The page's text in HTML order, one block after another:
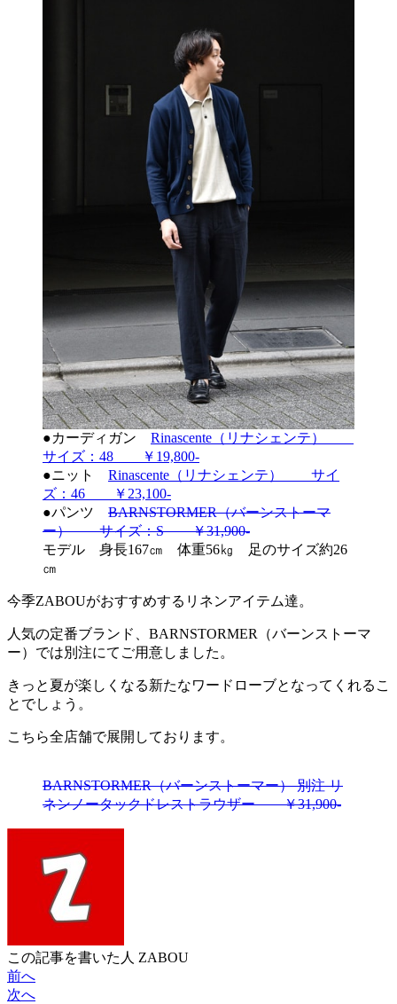
●カーディガン Rinascente（リナシェンテ）
サイズ：48 ￥19,800-
●ニット Rinascente（リナシェンテ） サイ
ズ：46 ￥23,100-
●パンツ BARNSTORMER（バーンストーマ
ー） サイズ：S ￥31,900-
モデル 身長167㎝ 体重56㎏ 足のサイズ約26
㎝
今季ZABOUがおすすめするリネンアイテム達。
人気の定番ブランド、BARNSTORMER（バーンストーマ
ー）では別注にてご用意しました。
きっと夏が楽しくなる新たなワードローブとなってくれるこ
とでしょう。
こちら全店舗で展開しております。
BARNSTORMER（バーンストーマー） 別注 リ
ネンノータックドレストラウザー ￥31,900-
この記事を書いた人 ZABOU
前へ
次へ